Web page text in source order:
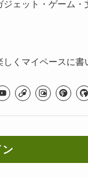
ジェット・ゲーム・
しくマイペースに
ン